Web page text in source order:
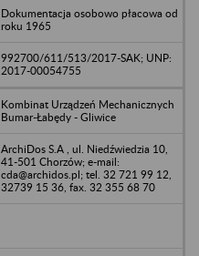
Dokumentacja osobowo płacowa od
roku 1965
992700/611/513/2017-SAK; UNP:
2017-00054755
Kombinat Urządzeń Mechanicznych
Bumar-Łabędy - Gliwice
ArchiDos S.A , ul. Niedźwiedzia 10,
41-501 Chorzów; e-mail:
cda@archidos.pl; tel. 32 721 99 12,
32739 15 36, fax. 32 355 68 70